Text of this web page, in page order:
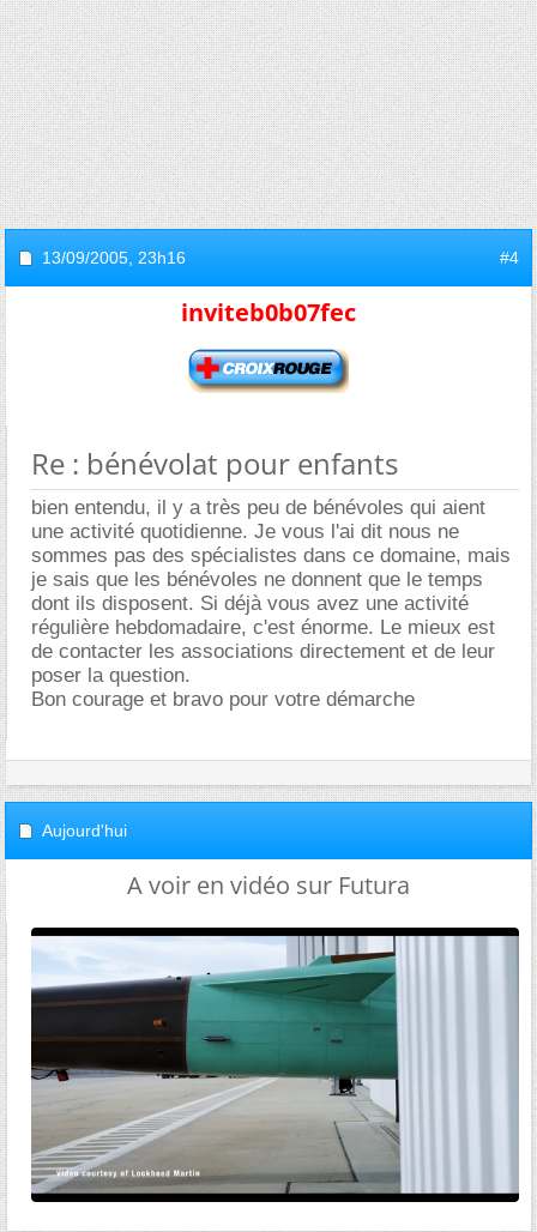
13/09/2005, 23h16 #4
inviteb0b07fec
Re : bénévolat pour enfants
bien entendu, il y a très peu de bénévoles qui aient
une activité quotidienne. Je vous l'ai dit nous ne
sommes pas des spécialistes dans ce domaine, mais
je sais que les bénévoles ne donnent que le temps
dont ils disposent. Si déjà vous avez une activité
régulière hebdomadaire, c'est énorme. Le mieux est
de contacter les associations directement et de leur
poser la question.
Bon courage et bravo pour votre démarche
Aujourd'hui
A voir en vidéo sur Futura